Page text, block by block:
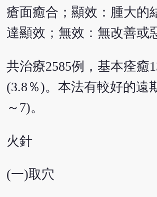
瘡面癒合；顯效：腫大的
達顯效；無效：無改善或
共治療2585例，基本痊癒
(3.8％)。本法有較好的遠
～7)。
火針
(一)取穴